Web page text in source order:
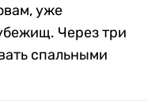
уже
Через три
спальными